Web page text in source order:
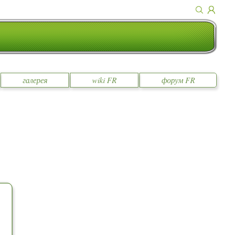
галерея wiki FR форум FR